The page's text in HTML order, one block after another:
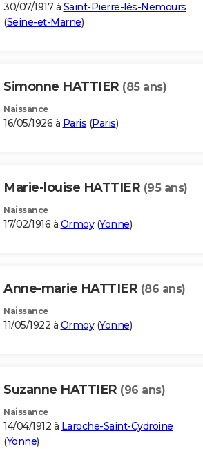
30/07/1917 à Saint-Pierre-lès-Nemours
(Seine-et-Marne)
Simonne HATTIER (85 ans)
Naissance
16/05/1926 à Paris (Paris)
Marie-louise HATTIER (95 ans)
Naissance
17/02/1916 à Ormoy(Yonne)
Anne-marie HATTIER (86 ans)
Naissance
11/05/1922 à Ormoy(Yonne)
Suzanne HATTIER (96 ans)
Naissance
14/04/1912 à Laroche-Saint-Cydroine
(Yonne)